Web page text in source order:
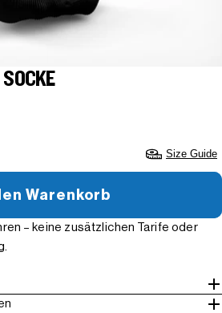
Size Guide
Warenkorb
– keine zusätzlichen Tarife oder